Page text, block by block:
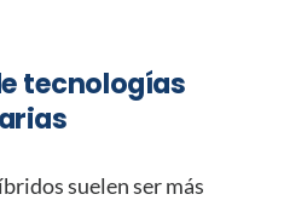
tecnologías
suelen ser más